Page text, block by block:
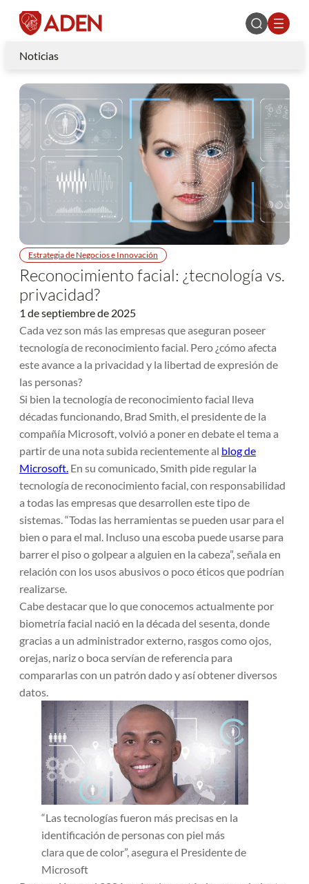
Noticias
Estrategia de Negocios e Innovación
Reconocimiento facial: ¿tecnología vs.
privacidad?
1 de septiembre de 2025
Cada vez son más las empresas que aseguran poseer
tecnología de reconocimiento facial. Pero ¿cómo afecta
este avance a la privacidad y la libertad de expresión de
las personas?
Si bien la tecnología de reconocimiento facial lleva
décadas funcionando, Brad Smith, el presidente de la
compañía Microsoft, volvió a poner en debate el tema a
partir de una nota subida recientemente al blog de
Microsoft. En su comunicado, Smith pide regular la
tecnología de reconocimiento facial, con responsabilidad
a todas las empresas que desarrollen este tipo de
sistemas.“Todas las herramientas se pueden usar para el
bien o para el mal. Incluso una escoba puede usarse para
barrer el piso o golpear a alguien en la cabeza”,señala en
relación con los usos abusivos o poco éticos que podrían
realizarse.
Cabe destacar que lo que conocemos actualmente por
biometría facial nació en la década del sesenta, donde
gracias a un administrador externo, rasgos como ojos,
orejas, nariz o boca servían de referencia para
compararlas con un patrón dado y así obtener diversos
datos.
“Las tecnologías fueron más precisas en la
identificación de personas con piel más
clara que de color”, asegura el Presidente de
Microsoft